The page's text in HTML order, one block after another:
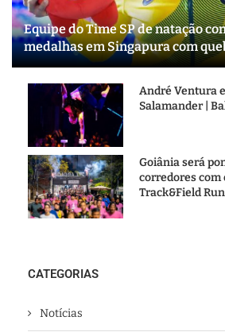
Equipe do Time SP de natação
medalhas em Singapura com
André Ventura
Salamander |
Goiânia será
corredores com
Track&Field
CATEGORIAS
Notícias